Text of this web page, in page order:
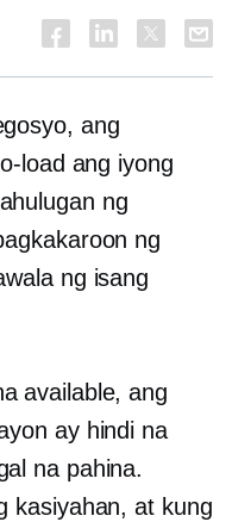
ang
load ang iyong
ng
ng
ng isang
available, ang
ay hindi na
na pahina.
kasiyahan, at kung